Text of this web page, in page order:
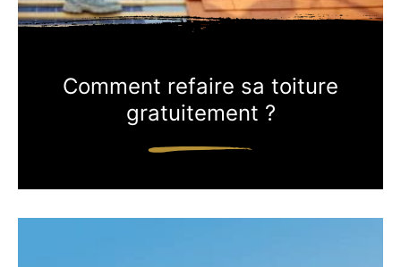
Comment refaire sa toiture
gratuitement ?